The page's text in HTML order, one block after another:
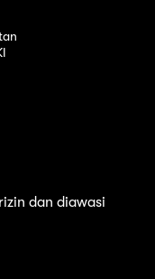
dan diawasi